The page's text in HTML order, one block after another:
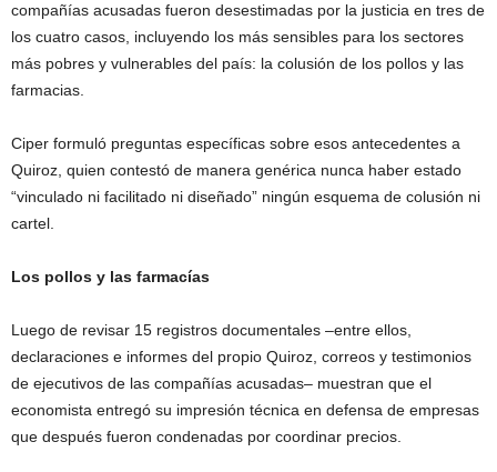
compañías acusadas fueron desestimadas por la justicia en tres de
los cuatro casos, incluyendo los más sensibles para los sectores
más pobres y vulnerables del país: la colusión de los pollos y las
farmacias.
Ciper formuló preguntas específicas sobre esos antecedentes a
Quiroz, quien contestó de manera genérica nunca haber estado
“vinculado ni facilitado ni diseñado” ningún esquema de colusión ni
cartel.
Los pollos y las farmacías
Luego de revisar 15 registros documentales –entre ellos,
declaraciones e informes del propio Quiroz, correos y testimonios
de ejecutivos de las compañías acusadas– muestran que el
economista entregó su impresión técnica en defensa de empresas
que después fueron condenadas por coordinar precios.